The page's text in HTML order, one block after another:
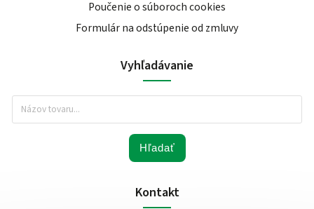
Poučenie o súboroch cookies
Formulár na odstúpenie od zmluvy
Vyhľadávanie
Hľadať
Kontakt